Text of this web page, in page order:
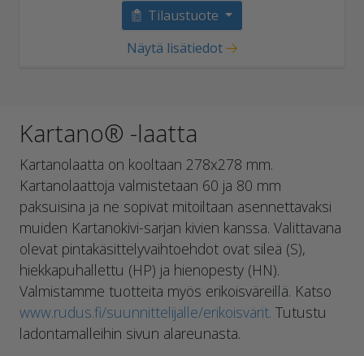
Tilaustuote
Näytä lisätiedot
Kartano® -laatta
Kartanolaatta on kooltaan 278x278 mm.
Kartanolaattoja valmistetaan 60 ja 80 mm
paksuisina ja ne sopivat mitoiltaan asennettavaksi
muiden Kartanokivi-sarjan kivien kanssa. Valittavana
olevat pintakäsittelyvaihtoehdot ovat sileä (S),
hiekkapuhallettu (HP) ja hienopesty (HN).
Valmistamme tuotteita myös erikoisväreillä. Katso
www.rudus.fi/suunnittelijalle/erikoisvärit. Tutustu
ladontamalleihin sivun alareunasta.